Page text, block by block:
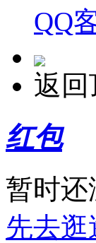
QQ
返回
红包
暂时还
先去逛